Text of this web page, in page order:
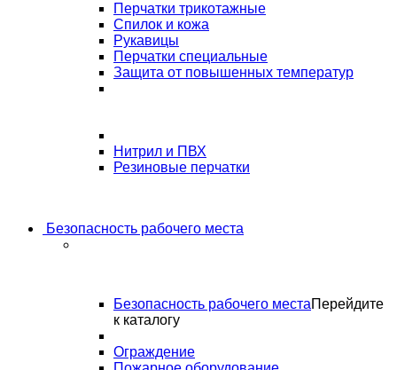
Перчатки трикотажные
Спилок и кожа
Рукавицы
Перчатки специальные
Защита от повышенных температур
Нитрил и ПВХ
Резиновые перчатки
Безопасность рабочего места
Безопасность рабочего местаПерейдите
к каталогу
Ограждение